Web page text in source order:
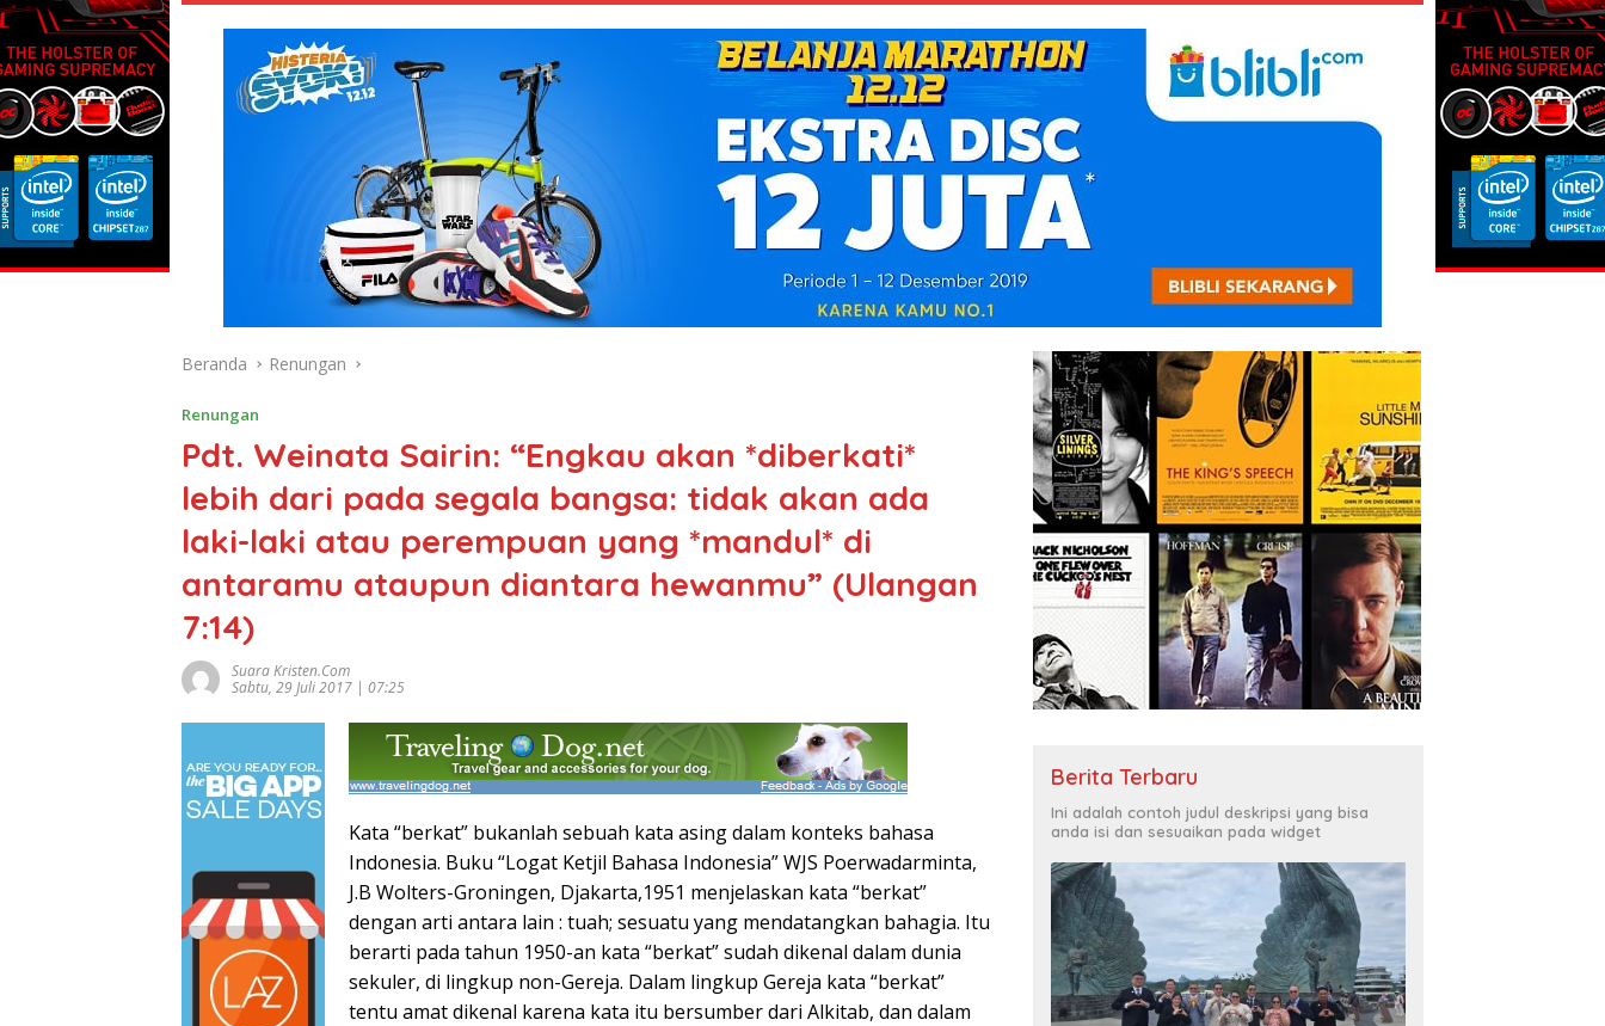
Beranda Renungan
Renungan
Pdt. Weinata Sairin: “Engkau akan *diberkati*
lebih dari pada segala bangsa: tidak akan ada
laki-laki atau perempuan yang *mandul* di
antaramu ataupun diantara hewanmu” (Ulangan
7:14)
Suara Kristen.com
Sabtu, 29 Juli 2017 | 07:25
Kata “berkat” bukanlah sebuah kata asing dalam konteks bahasa
Indonesia. Buku “Logat Ketjil Bahasa Indonesia” WJS Poerwadarminta,
J.B Wolters-Groningen, Djakarta,1951 menjelaskan kata “berkat”
dengan arti antara lain : tuah; sesuatu yang mendatangkan bahagia. Itu
berarti pada tahun 1950-an kata “berkat” sudah dikenal dalam dunia
sekuler, di lingkup non-Gereja. Dalam lingkup Gereja kata “berkat”
tentu amat dikenal karena kata itu bersumber dari Alkitab, dan dalam
Berita Terbaru
Ini adalah contoh judul deskripsi yang bisa
anda isi dan sesuaikan pada widget